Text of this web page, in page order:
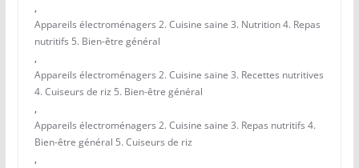
,
Appareils électroménagers 2. Cuisine saine 3. Nutrition 4. Repas
nutritifs 5. Bien-être général
,
Appareils électroménagers 2. Cuisine saine 3. Recettes nutritives
4. Cuiseurs de riz 5. Bien-être général
,
Appareils électroménagers 2. Cuisine saine 3. Repas nutritifs 4.
Bien-être général 5. Cuiseurs de riz
,